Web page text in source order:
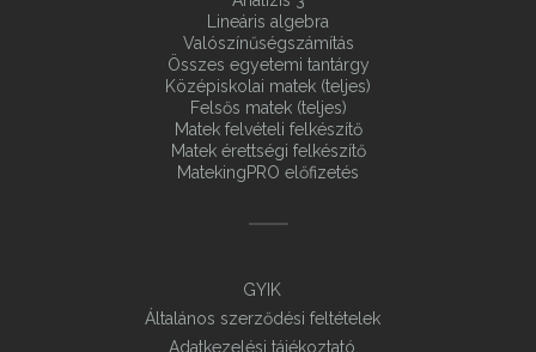
Lineáris algebra
Valószínűségszámítás
Összes egyetemi tantárgy
Középiskolai matek (teljes)
Felsős matek (teljes)
Matek felvételi felkészítő
Matek érettségi felkészítő
MatekingPRO előfizetés
GYIK
Általános szerződési feltételek
Adatkezelési tájékoztató